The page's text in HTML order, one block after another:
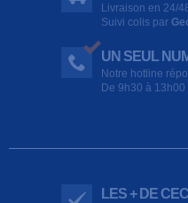
Livraison en 24/
Suivi colis par
UN SEUL
Notre hotline
De 9h30 à
LES + DE